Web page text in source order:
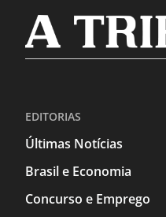
EDITORIAS
Últimas Notícias
Brasil e Economia
Concurso e Emprego